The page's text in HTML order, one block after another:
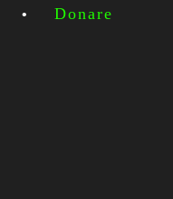
Donare